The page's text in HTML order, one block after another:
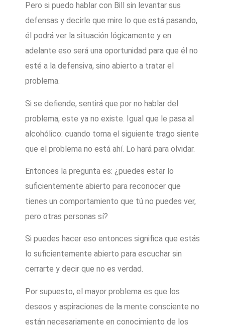
Pero si puedo hablar con Bill sin levantar sus
defensas y decirle que mire lo que está pasando,
él podrá ver la situación lógicamente y en
adelante eso será una oportunidad para que él no
esté a la defensiva, sino abierto a tratar el
problema.
Si se defiende, sentirá que por no hablar del
problema, este ya no existe. Igual que le pasa al
alcohólico: cuando toma el siguiente trago siente
que el problema no está ahí. Lo hará para olvidar.
Entonces la pregunta es: ¿puedes estar lo
suficientemente abierto para reconocer que
tienes un comportamiento que tú no puedes ver,
pero otras personas sí?
Si puedes hacer eso entonces significa que estás
lo suficientemente abierto para escuchar sin
cerrarte y decir que no es verdad.
Por supuesto, el mayor problema es que los
deseos y aspiraciones de la mente consciente no
están necesariamente en conocimiento de los